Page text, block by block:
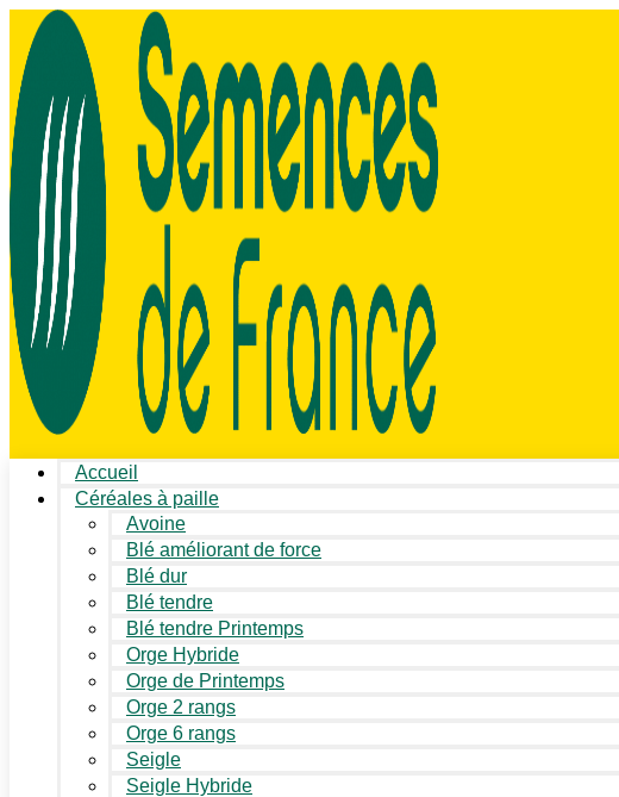
Accueil
Céréales à paille
Avoine
Blé améliorant de force
Blé dur
Blé tendre
Blé tendre Printemps
Orge Hybride
Orge de Printemps
Orge 2 rangs
Orge 6 rangs
Seigle
Seigle Hybride